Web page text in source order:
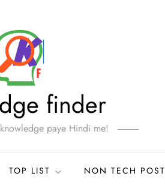
finder
paye Hindi me!
TOP LIST NON TECH POST